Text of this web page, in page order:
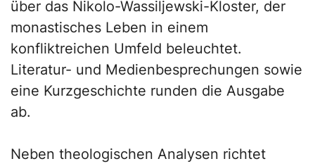
über das Nikolo-Wassiljewski-Kloster, der
monastisches Leben in einem
konfliktreichen Umfeld beleuchtet.
Literatur- und Medienbesprechungen sowie
eine Kurzgeschichte runden die Ausgabe
ab.
Neben theologischen Analysen richtet